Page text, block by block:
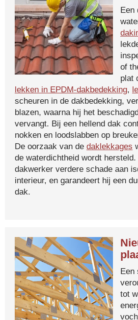
Een
of
plat
lekken in EPDM-dakbedekking,
scheuren in de dakbedekking,
blazen, waarna hij het
vervangt. Bij een hellend dak
nokken en loodslabben op
De oorzaak van de daklekkages
de waterdichtheid wordt
dakwerker verdere schade aan
interieur, en garandeert hij een
dak.
Een
tot